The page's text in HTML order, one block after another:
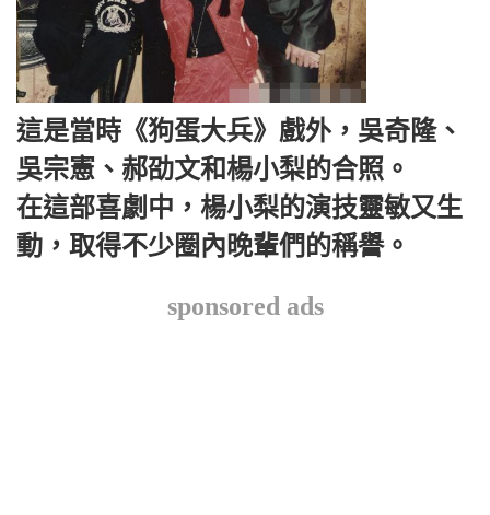
這是當時《狗蛋大兵》戲外，吳奇隆、
吳宗憲、郝劭文和楊小梨的合照。
在這部喜劇中，楊小梨的演技靈敏又生
動，取得不少圈內晚輩們的稱譽。
sponsored ads